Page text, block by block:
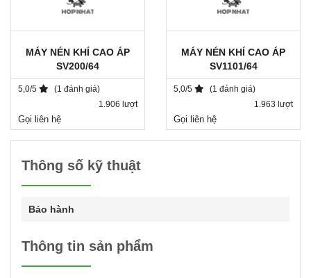
MÁY NÉN KHÍ CAO ÁP
SV200/64
5,0/5
(1 đánh giá)
1.906 lượt
Gọi liên hệ
MÁY NÉN KHÍ CAO ÁP
SV1101/64
5,0/5
(1 đánh giá)
1.963 lượt
Gọi liên hệ
Thông số kỹ thuật
Bảo hành
Thông tin sản phẩm